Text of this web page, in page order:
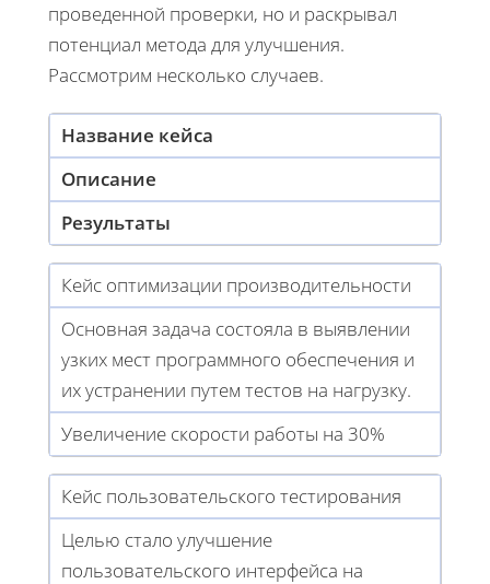
проведенной проверки, но и раскрывал
потенциал метода для улучшения.
Рассмотрим несколько случаев.
Название кейса
Описание
Результаты
Кейс оптимизации производительности
Основная задача состояла в выявлении
узких мест программного обеспечения и
их устранении путем тестов на нагрузку.
Увеличение скорости работы на 30%
Кейс пользовательского тестирования
Целью стало улучшение
пользовательского интерфейса на